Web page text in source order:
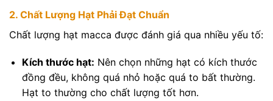
2. Chất Lượng Hạt Phải Đạt Chuẩn
Chất lượng hạt macca được đánh giá qua nhiều yếu tố:
Kích thước hạt: Nên chọn những hạt có kích thước
đồng đều, không quá nhỏ hoặc quá to bất thường.
Hạt to thường cho chất lượng tốt hơn.